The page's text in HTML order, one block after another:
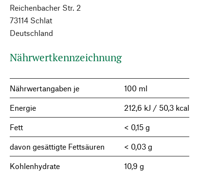
Reichenbacher Str. 2
73114 Schlat
Deutschland
Nährwertkennzeichnung
Nährwertangaben je 100 ml
Energie 212,6 kJ / 50,3 kcal
Fett < 0,15 g
davon gesättigte Fettsäuren < 0,03 g
Kohlenhydrate 10,9 g